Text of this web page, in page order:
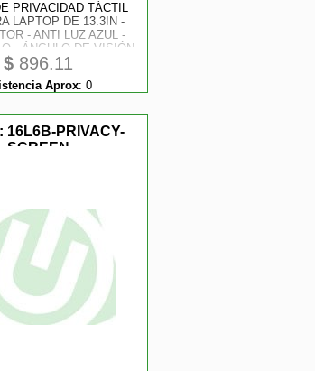
PRIVACIDAD TÁCTIL
LAPTOP DE 13.3IN -
- ANTI LUZ AZUL -
- ÁNGULO DE VISIÓN
- DE VOLTEAR HACIA
$896.11
Aprox: 0
16L6B-PRIVACY-
SCREEN